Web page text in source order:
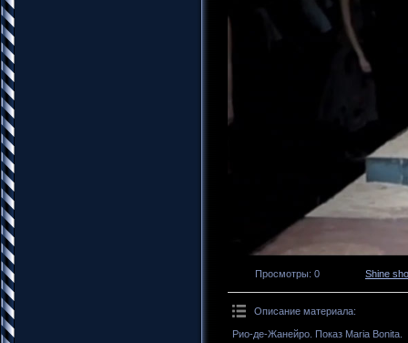
Просмотры: 0 Shine
Описание материала:
Рио-де-Жанейро. Показ Maria Bonita.